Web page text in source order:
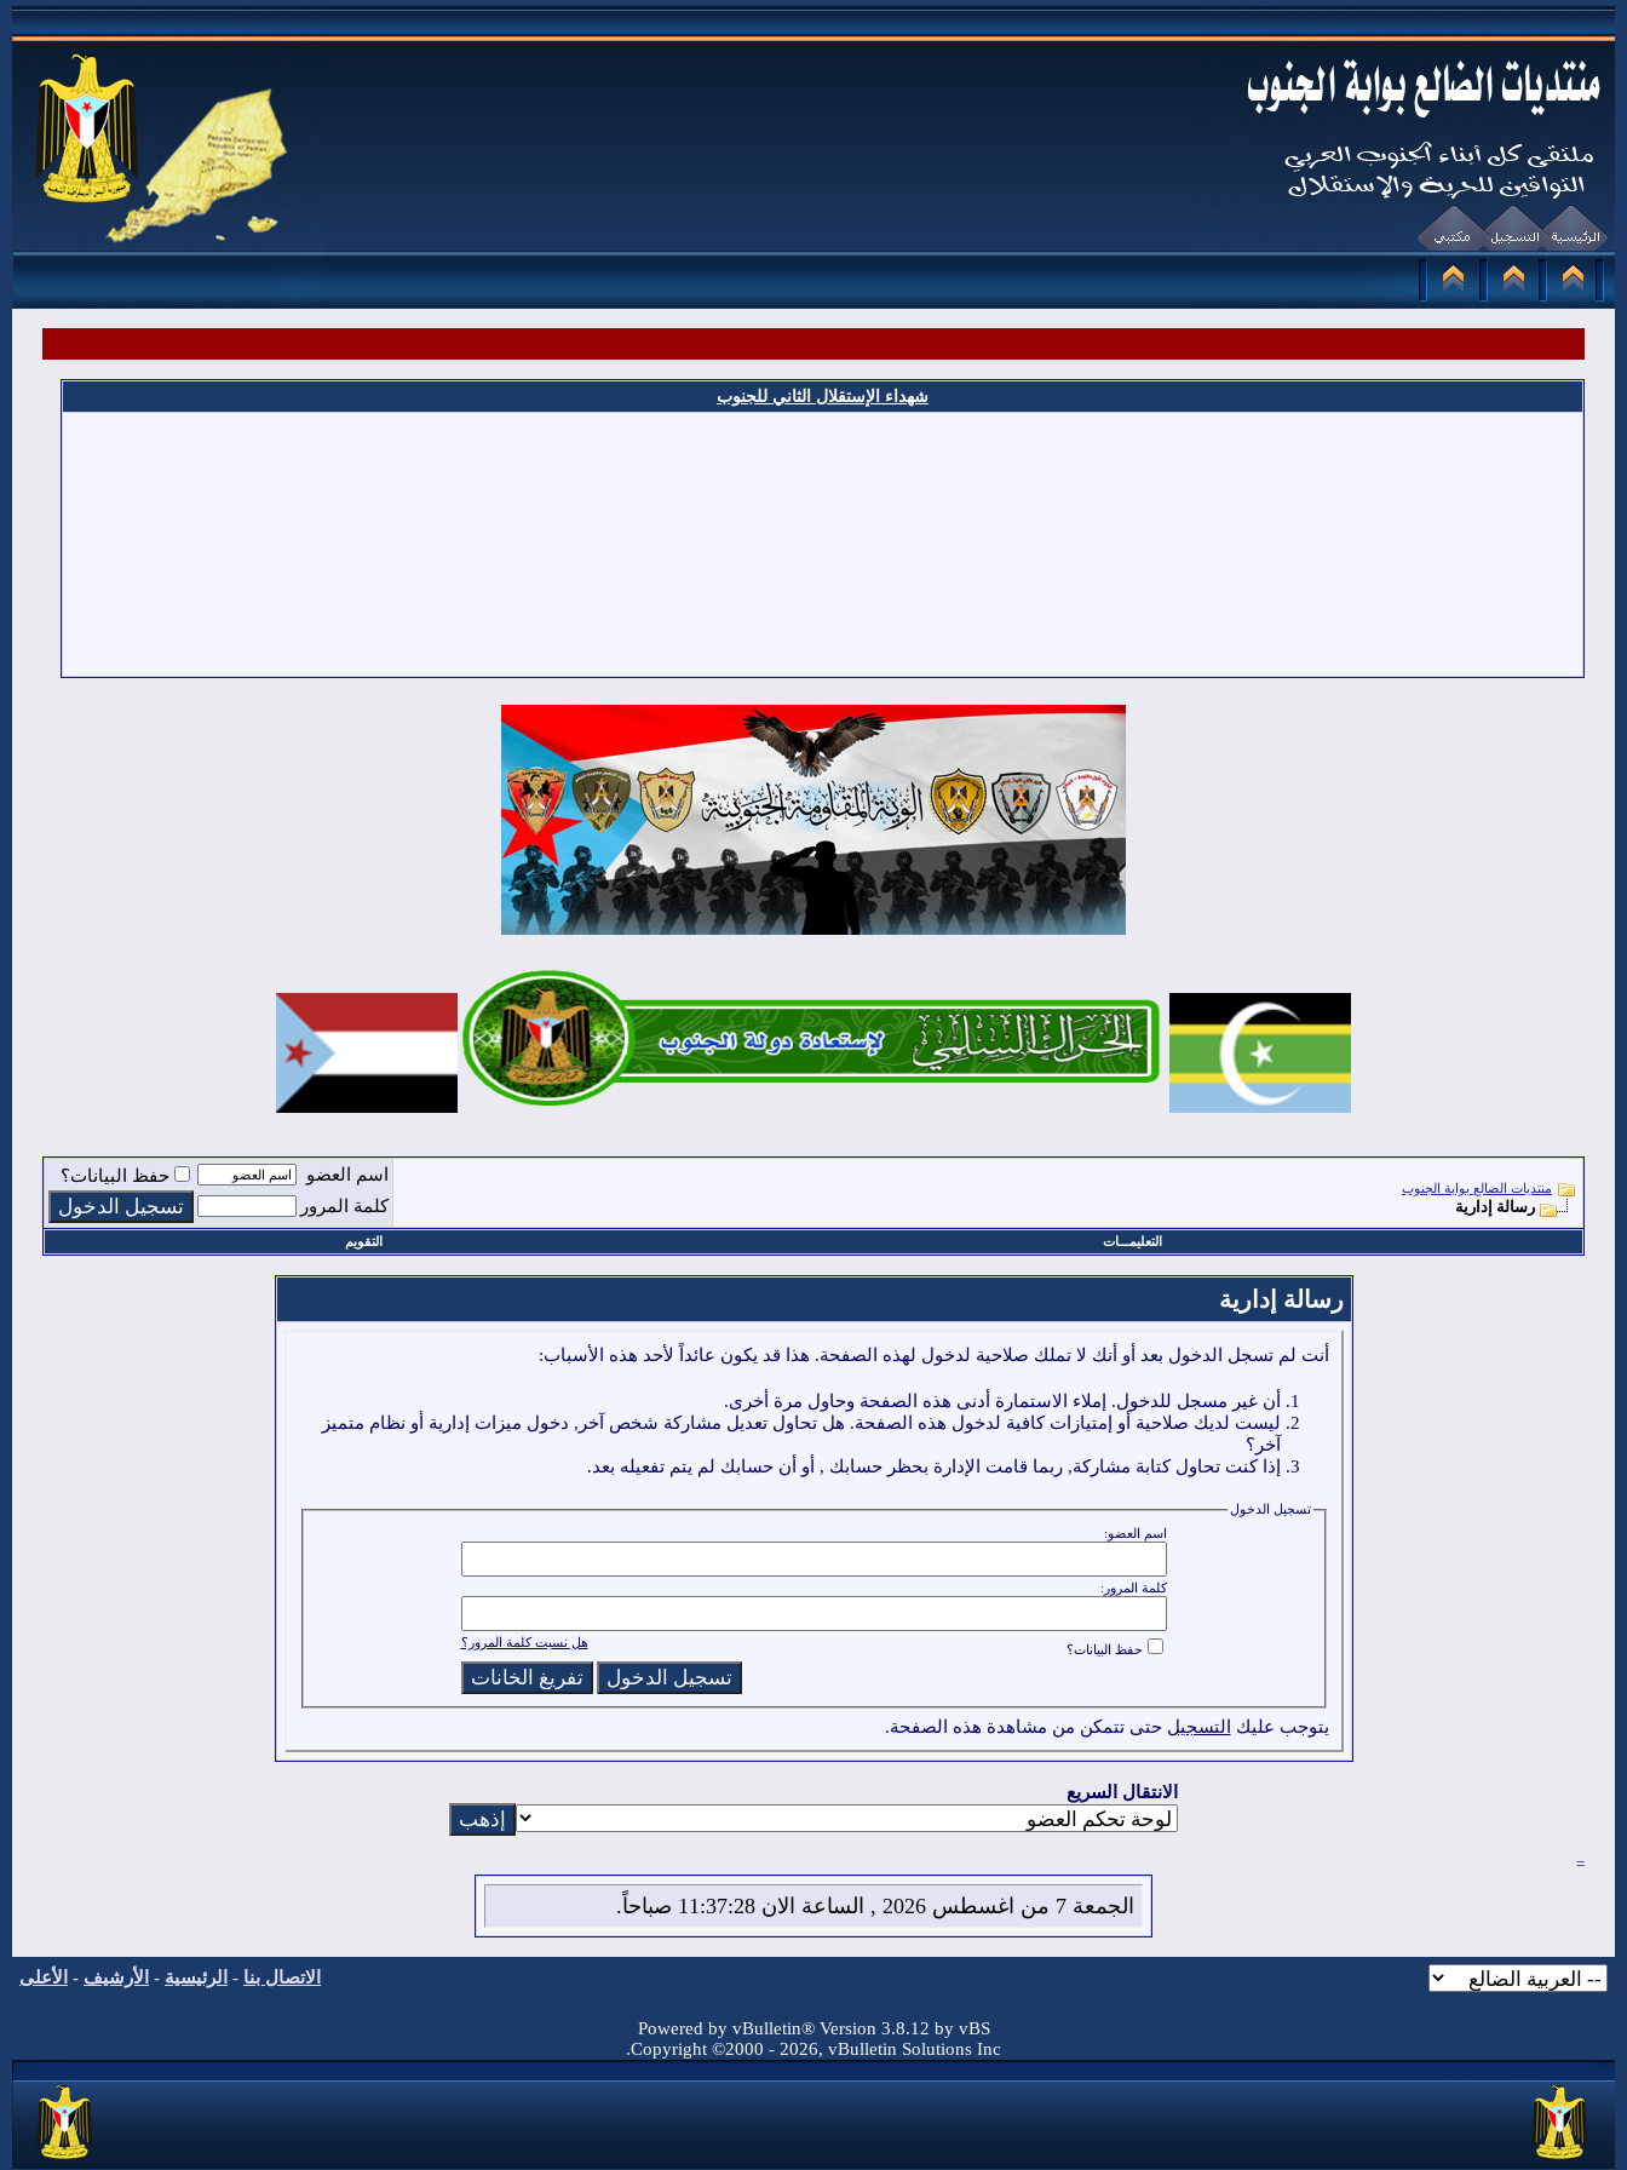
شهداء الإستقلال الثاني للجنوب
منتديات الضالع بوابة الجنوب
رسالة إدارية
اسم العضو
حفظ البيانات؟
كلمة المرور
التعليمـــات التقويم
رسالة إدارية
أنت لم تسجل الدخول بعد أو أنك لا تملك صلاحية لدخول لهذه الصفحة. هذا قد يكون عائداً لأحد هذه الأسباب:
أن غير مسجل للدخول. إملاء الاستمارة أدنى هذه الصفحة وحاول مرة أخرى.
ليست لديك صلاحية أو إمتيازات كافية لدخول هذه الصفحة. هل تحاول تعديل مشاركة شخص آخر, دخول ميزات إدارية أو نظام متميز
آخر؟
إذا كنت تحاول كتابة مشاركة, ربما قامت الإدارة بحظر حسابك , أو أن حسابك لم يتم تفعيله بعد.
تسجيل الدخول
اسم العضو:
كلمة المرور:
هل نسيت كلمة المرور؟ حفظ البيانات؟
يتوجب عليك التسجيل حتى تتمكن من مشاهدة هذه الصفحة.
الانتقال السريع
=
الجمعة 7 من اغسطس 2026 , الساعة الان 11:37:28 صباحاً.
الاتصال بنا - الرئيسية - الأرشيف - الأعلى
Powered by vBulletin® Version 3.8.12 by vBS
Copyright ©2000 - 2026, vBulletin Solutions Inc.